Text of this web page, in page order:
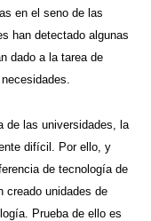
en el seno de las
han detectado algunas
dado a la tarea de
de las universidades, la
difícil. Por ello, y
de tecnología de
creado unidades de
Prueba de ello es